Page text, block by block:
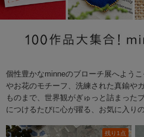
個性豊かなminneのブローチ展へよう
やお花のモチーフ、洗練された真鍮や
ものまで、世界観がぎゅっと詰まった
につけるたびに心が躍る、お気に入り
残り1点